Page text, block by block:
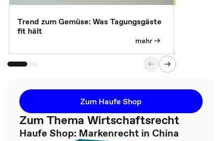
Trend zum Gemüse: Was Tagungsgäste
fit hält
mehr
Zum Haufe Shop
Zum Thema Wirtschaftsrecht
Haufe Shop: Markenrecht in China